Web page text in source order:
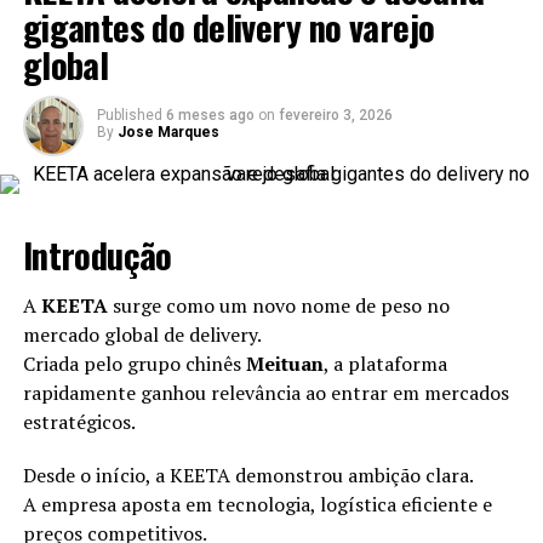
Utilizando os estábulos para as províncias de compra,
contornando o sistema financeiro tradicional.
Ignorando os bancos para transação de cartão de
crédito, exceto os varejistas RATA Huer, incluindo o
intercambon com o Wuntud Hiwe.
Duts para se estabelecer, deixando as garras do
Com o Stablecoin, a transação Salely processa no sul de
Soner.
Outras grandes empresas ARS
interessadas em StableCor
ADOPE
gigantes do delivery no varejo
global
Published 6 meses ago on fevereiro 3, 2026
By Jose Marques
Introdução
AKEETAsurge como um novo nome de peso no
mercado global de delivery.
Criada pelo grupo chinêsMeituan, a plataforma
rapidamente ganhou relevância ao entrar em mercados
estratégicos.
Desde o início, a KEETA demonstrou ambição clara.
A empresa aposta em tecnologia, logística eficiente e
preços competitivos.